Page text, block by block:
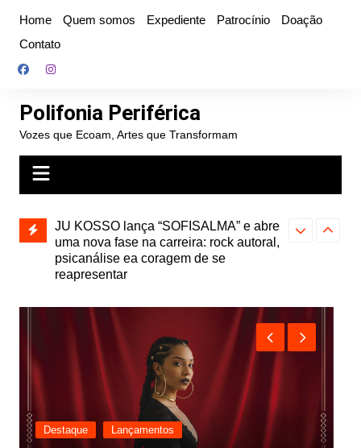
conteúdo
Home Quem somos Expediente Patrocínio
Doação
Contato
Polifonia Periférica
Vozes que Ecoam, Artes que Transformam
e abre
autoral,
Projota relança a mixtape “Projeção”,
de 2010, nas plataformas digitais
Farofa
Destaque Lançamentos